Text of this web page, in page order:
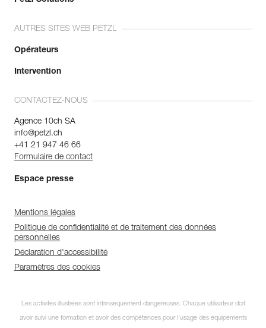
AUTRES SITES WEB PETZL
Opérateurs
Intervention
CONTACTEZ-NOUS
Agence 10ch SA
info@petzl.ch
+41 21 947 46 66
Formulaire de contact
Espace presse
Mentions légales
Politique de confidentialité et de traitement des données
personnelles
Déclaration d'accessibilité
Paramètres des cookies
Les activités illustrées sont intrinsèquement dangereuses. Chaque utilisateur doit
avoir suivi une formation et avoir des compétences pour l’usage des équipements